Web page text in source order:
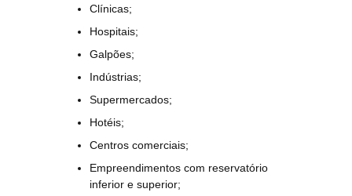
Clínicas;
Hospitais;
Galpões;
Indústrias;
Supermercados;
Hotéis;
Centros comerciais;
Empreendimentos com reservatório
inferior e superior;